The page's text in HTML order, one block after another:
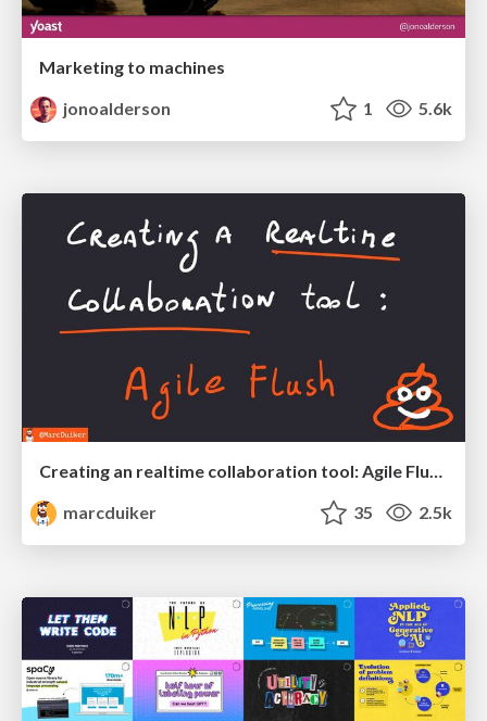
Marketing to machines
jonoalderson
1 5.6k
Creating an realtime collaboration tool: Agile Flush - .NET Oxford
marcduiker
35 2.5k